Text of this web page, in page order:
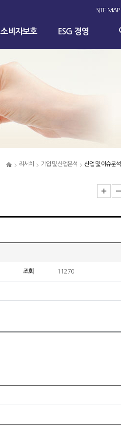
SITE MAP
소비자보호 ESG 경영
리서치 기업 및 산업분석 산업 및 이슈분석
조회 11270